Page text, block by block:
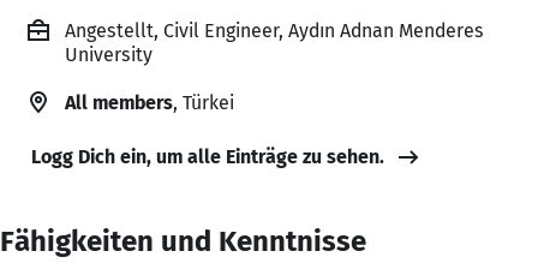
Angestellt, Civil Engineer, Aydın Adnan Menderes
University
All members, Türkei
Logg Dich ein, um alle Einträge zu sehen.
Fähigkeiten und Kenntnisse